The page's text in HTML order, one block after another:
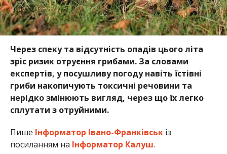
Через спеку та відсутність опадів цього літа
зріс ризик отруєння грибами. За словами
експертів, у посушливу погоду навіть їстівні
гриби накопичують токсичні речовини та
нерідко змінюють вигляд, через що їх легко
сплутати з отруйними.
Пише Інформатор Івано-Франківськіз
посиланням на Інформатор Калуш.